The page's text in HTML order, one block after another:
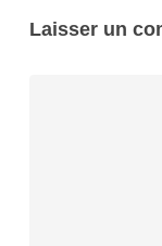
Laisser un